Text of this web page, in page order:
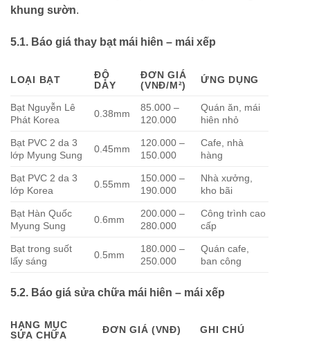
khung sườn.
5.1. Báo giá thay bạt mái hiên – mái xếp
LOẠI BẠT
ĐỘ
DÀY
ĐƠN GIÁ
(VNĐ/M²)
ỨNG DỤNG
Bạt Nguyễn Lê
Phát Korea
0.38mm
85.000 –
120.000
Quán ăn, mái
hiên nhỏ
Bạt PVC 2 da 3
lớp Myung Sung
0.45mm
120.000 –
150.000
Cafe, nhà
hàng
Bạt PVC 2 da 3
lớp Korea
0.55mm
150.000 –
190.000
Nhà xưởng,
kho bãi
Bạt Hàn Quốc
Myung Sung
0.6mm
200.000 –
280.000
Công trình cao
cấp
Bạt trong suốt
lấy sáng
0.5mm
180.000 –
250.000
Quán cafe,
ban công
5.2. Báo giá sửa chữa mái hiên – mái xếp
HẠNG MỤC
SỬA CHỮA
ĐƠN GIÁ (VNĐ) GHI CHÚ